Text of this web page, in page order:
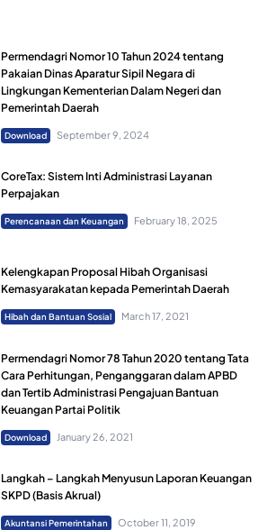
Permendagri Nomor 10 Tahun 2024 tentang
Pakaian Dinas Aparatur Sipil Negara di
Lingkungan Kementerian Dalam Negeri dan
Pemerintah Daerah
Download September 9, 2024
CoreTax: Sistem Inti Administrasi Layanan
Perpajakan
Perencanaan dan Keuangan February 18, 2025
Kelengkapan Proposal Hibah Organisasi
Kemasyarakatan kepada Pemerintah Daerah
Hibah dan Bantuan Sosial March 17, 2021
Permendagri Nomor 78 Tahun 2020 tentang Tata
Cara Perhitungan, Penganggaran dalam APBD
dan Tertib Administrasi Pengajuan Bantuan
Keuangan Partai Politik
Download January 26, 2021
Langkah – Langkah Menyusun Laporan Keuangan
SKPD (Basis Akrual)
Akuntansi Pemerintahan October 11, 2019